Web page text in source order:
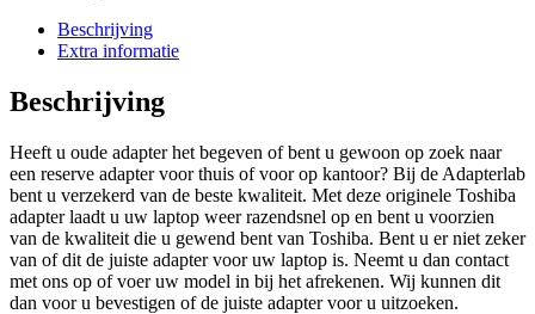
Beschrijving
Extra informatie
Beschrijving
Heeft u oude adapter het begeven of bent u gewoon op zoek naar
een reserve adapter voor thuis of voor op kantoor? Bij de Adapterlab
bent u verzekerd van de beste kwaliteit. Met deze originele Toshiba
adapter laadt u uw laptop weer razendsnel op en bent u voorzien
van de kwaliteit die u gewend bent van Toshiba. Bent u er niet zeker
van of dit de juiste adapter voor uw laptop is. Neemt u dan contact
met ons op of voer uw model in bij het afrekenen. Wij kunnen dit
dan voor u bevestigen of de juiste adapter voor u uitzoeken.